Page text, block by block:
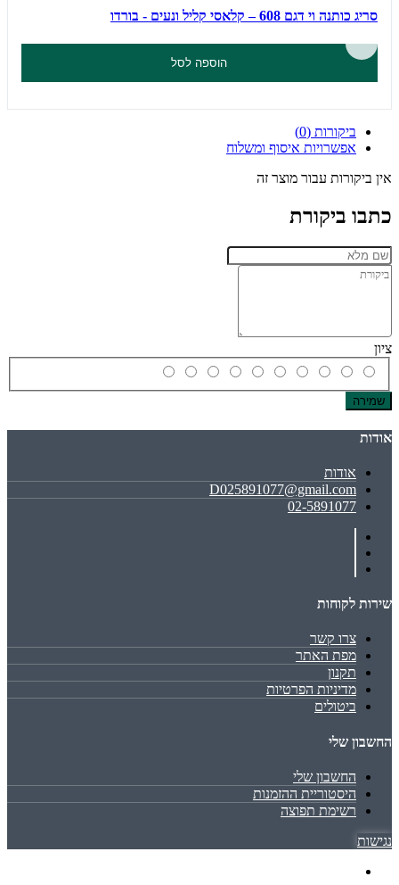
סריג כותנה וי דגם 608 – קלאסי קליל ונעים - בורדו
הוספה לסל
ביקורות (0)
אפשרויות איסוף ומשלוח
אין ביקורות עבור מוצר זה
כתבו ביקורת
ציון
שמירה
אודות
אודות
D025891077@gmail.com
02-5891077
שירות לקוחות
צרו קשר
מפת האתר
תקנון
מדיניות הפרטיות
ביטולים
החשבון שלי
החשבון שלי
היסטוריית ההזמנות
רשימת תפוצה
נגישות